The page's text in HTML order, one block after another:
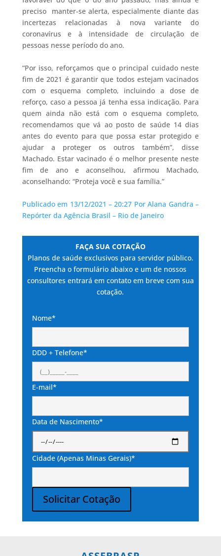
preciso manter-se alerta, especialmente diante das
incertezas relacionadas à nova variante do
coronavírus e à intensidade de circulação de
pessoas nesse período do ano.
“Por isso, reforçamos que o principal cuidado neste
fim de 2021 é garantir que todos estejam vacinados
com o esquema completo, incluindo a dose de
reforço, caso a pessoa já tenha essa indicação. Para
quem ainda não está com o esquema completo,
recomendamos que vá ao posto de saúde 14 dias
antes do evento para que possa estar protegido e
ajudar a proteger os outros também”, disse
Machado. Estar vacinado é o melhor presente neste
fim de ano e aconselhou, afirmou Machado,
aconselhando: “Proteja você e sua família.”
Publicado em 13/12/2021 – 20:27 Por Alana Gandra –
Repórter da Agência Brasil – Rio de Janeiro
FAÇA SUA COTAÇÃO
Planos de saúde exclusivos para servidor público.
Preencha o formulário abaixo e um de nossos
consultores entrará em contato em breve com sua
cotação.
Nome*
DDD + Telefone*
E-mail*
Data de Nascimento*
Cidade (Apenas Minas Gerais)*
Solicitar Cotação